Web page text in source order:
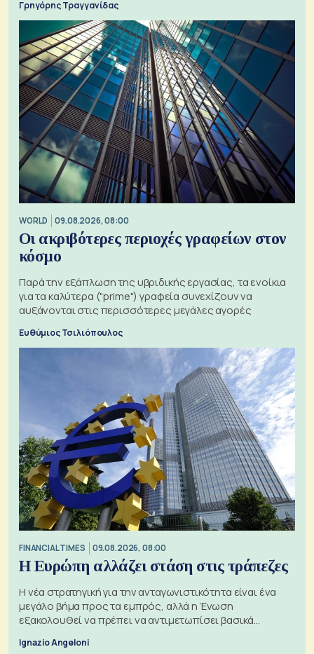
Γρηγόρης Τραγγανίδας
WORLD 09.08.2026, 08:00
Οι ακριβότερες περιοχές γραφείων στον
κόσμο
Παρά την εξάπλωση της υβριδικής εργασίας, τα ενοίκια
για τα καλύτερα ("prime") γραφεία συνεχίζουν να
αυξάνονται στις περισσότερες μεγάλες αγορές
Ευθύμιος Τσιλιόπουλος
FINANCIAL TIMES 09.08.2026, 08:00
Η Ευρώπη αλλάζει στάση στις τράπεζες
Η νέα στρατηγική για την ανταγωνιστικότητα είναι ένα
μεγάλο βήμα προς τα εμπρός, αλλά η Ένωση
εξακολουθεί να πρέπει να αντιμετωπίσει βασικά
Ignazio Angeloni